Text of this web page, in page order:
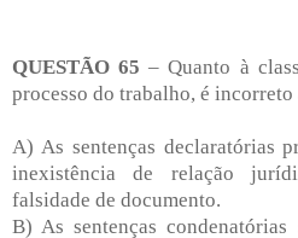
QUESTÃO 65 – Quanto à
processo do trabalho, é
A) As sentenças declaratórias
inexistência de relação
falsidade de documento.
B) As sentenças